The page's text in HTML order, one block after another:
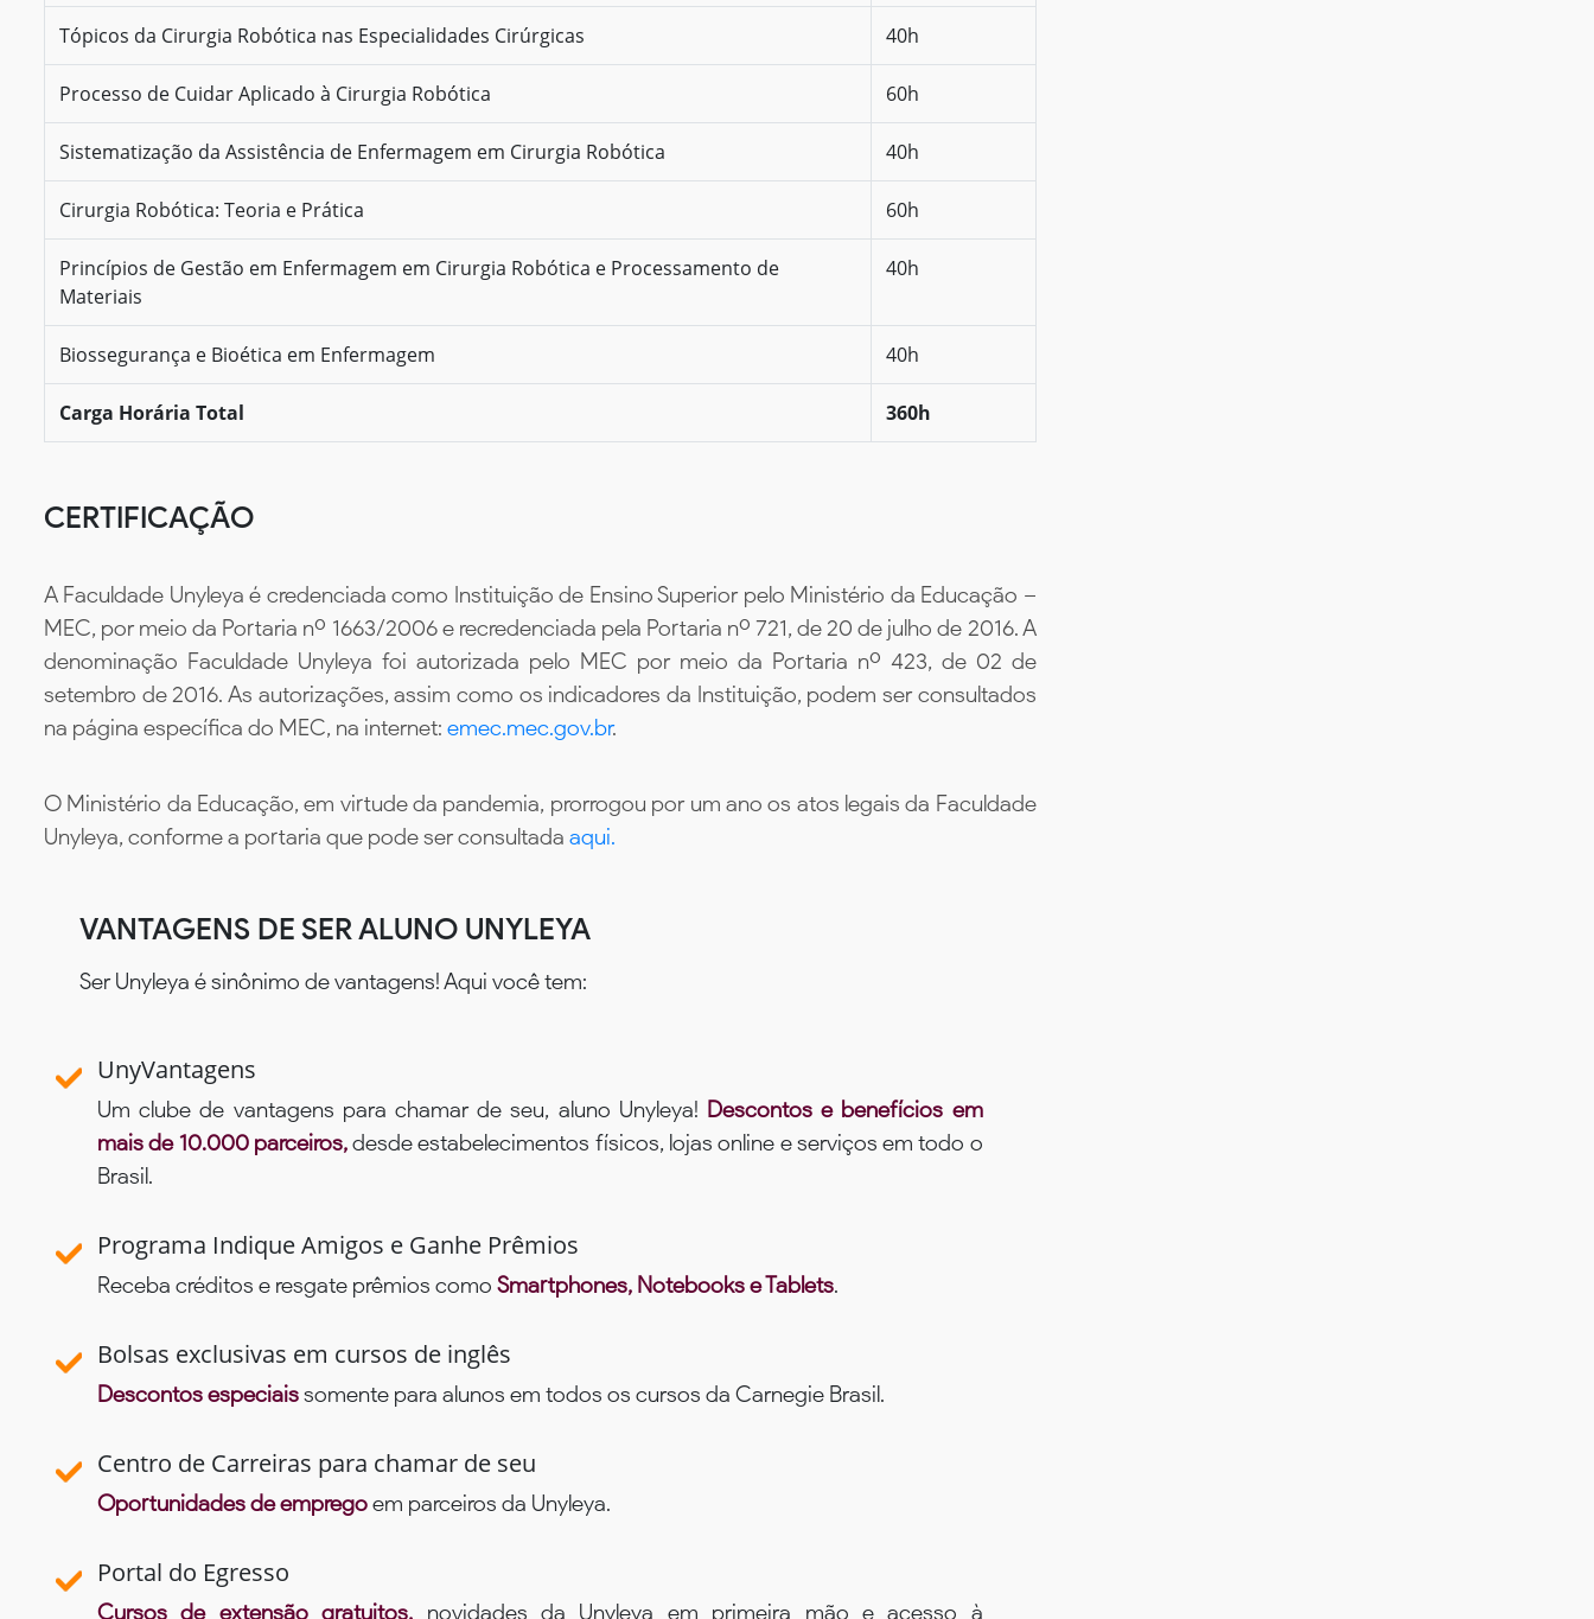
Tópicos da Cirurgia Robótica nas Especialidades Cirúrgicas 40h
Processo de Cuidar Aplicado à Cirurgia Robótica 60h
Sistematização da Assistência de Enfermagem em Cirurgia Robótica 40h
Cirurgia Robótica: Teoria e Prática 60h
Princípios de Gestão em Enfermagem em Cirurgia Robótica e Processamento de
Materiais
40h
Biossegurança e Bioética em Enfermagem 40h
Carga Horária Total 360h
CERTIFICAÇÃO
A Faculdade Unyleya é credenciada como Instituição de Ensino Superior pelo Ministério da Educação –
MEC, por meio da Portaria nº 1663/2006 e recredenciada pela Portaria nº 721, de 20 de julho de 2016. A
denominação Faculdade Unyleya foi autorizada pelo MEC por meio da Portaria nº 423, de 02 de
setembro de 2016. As autorizações, assim como os indicadores da Instituição, podem ser consultados
na página específica do MEC, na internet: emec.mec.gov.br.
O Ministério da Educação, em virtude da pandemia, prorrogou por um ano os atos legais da Faculdade
Unyleya, conforme a portaria que pode ser consultada aqui.
VANTAGENS DE SER ALUNO UNYLEYA
Ser Unyleya é sinônimo de vantagens! Aqui você tem:
UnyVantagens
Um clube de vantagens para chamar de seu, aluno Unyleya! Descontos e benefícios em
mais de 10.000 parceiros,desde estabelecimentos físicos, lojas online e serviços em todo o
Brasil.
Programa Indique Amigos e Ganhe Prêmios
Receba créditos e resgate prêmios como Smartphones, Notebooks e Tablets.
Bolsas exclusivas em cursos de inglês
Descontos especiaissomente para alunos em todos os cursos da Carnegie Brasil.
Centro de Carreiras para chamar de seu
Oportunidades de empregoem parceiros da Unyleya.
Portal do Egresso
Cursos de extensão gratuitos, novidades da Unyleya em primeira mão e acesso à